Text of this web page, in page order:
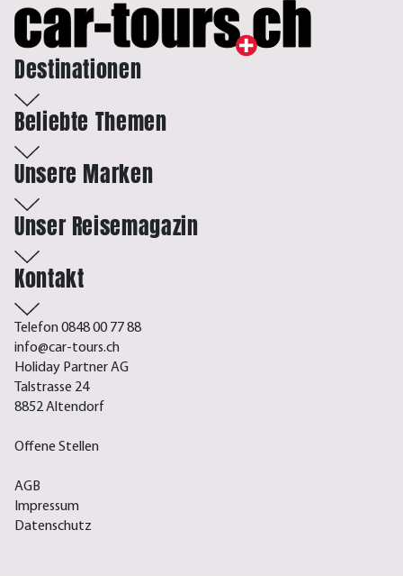
Destinationen
Beliebte Themen
Unsere Marken
Unser Reisemagazin
Kontakt
Telefon 0848 00 77 88
info@car-tours.ch
Holiday Partner AG
Talstrasse 24
8852 Altendorf
Offene Stellen
AGB
Impressum
Datenschutz